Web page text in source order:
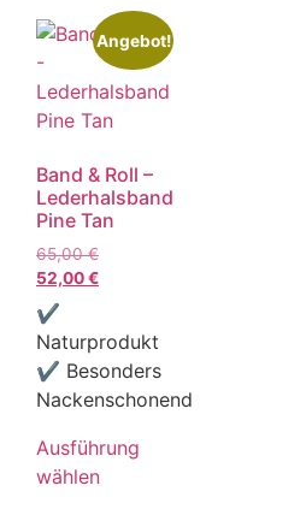
Angebot!
Band & Roll –
Lederhalsband
Pine Tan
65,00€
52,00€
✔
Naturprodukt
✔ Besonders
Nackenschonend
Ausführung
wählen